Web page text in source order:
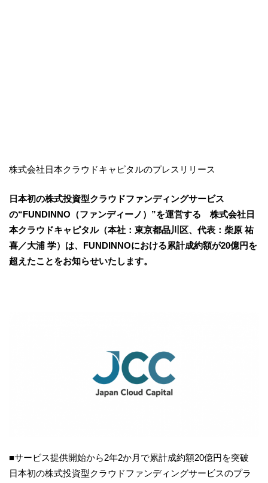
株式会社日本クラウドキャピタルのプレスリリース
日本初の株式投資型クラウドファンディングサービス
の“FUNDINNO（ファンディーノ）”を運営する 株式会社日
本クラウドキャピタル（本社：東京都品川区、代表：柴原 祐
喜／大浦 学）は、FUNDINNOにおける累計成約額が20億円を
超えたことをお知らせいたします。
■サービス提供開始から2年2か月で累計成約額20億円を突破
日本初の株式投資型クラウドファンディングサービスのプラ